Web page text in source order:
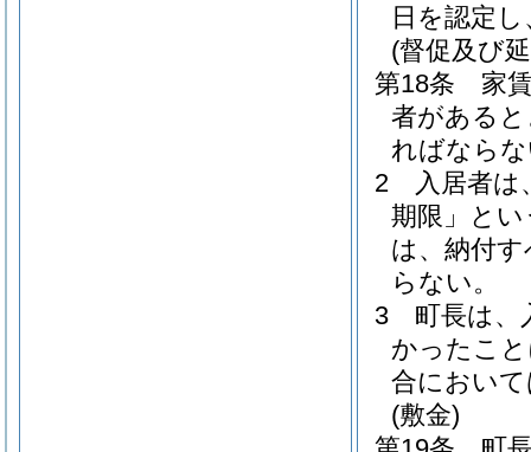
日を認定
(督促及び
第18条
家
者がある
ればなら
2
入居者は
期限」とい
は、納付
らない。
3
町長は、
かったこ
合におい
(敷金)